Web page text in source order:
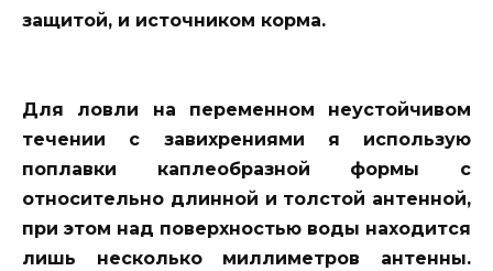
защитой, и источником корма.
Для ловли на переменном неустойчивом
течении с завихрениями я использую
поплавки каплеобразной формы с
относительно длинной и толстой антенной,
при этом над поверхностью воды находится
лишь несколько миллиметров антенны.